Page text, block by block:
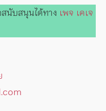
นับสนุนได้ทาง เพจ เคเจ